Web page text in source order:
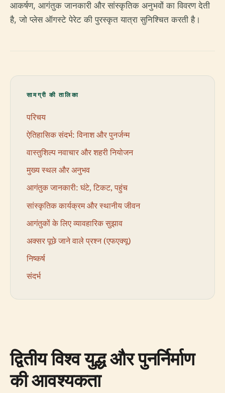
आकर्षण, आगंतुक जानकारी और सांस्कृतिक अनुभवों का विवरण देती
है, जो प्लेस ऑगस्टे पेरेट की पुरस्कृत यात्रा सुनिश्चित करती है।
सामग्री की तालिका
परिचय
ऐतिहासिक संदर्भ: विनाश और पुनर्जन्म
वास्तुशिल्प नवाचार और शहरी नियोजन
मुख्य स्थल और अनुभव
आगंतुक जानकारी: घंटे, टिकट, पहुंच
सांस्कृतिक कार्यक्रम और स्थानीय जीवन
आगंतुकों के लिए व्यावहारिक सुझाव
अक्सर पूछे जाने वाले प्रश्न (एफएक्यू)
निष्कर्ष
संदर्भ
द्वितीय विश्व युद्ध और पुनर्निर्माण
की आवश्यकता